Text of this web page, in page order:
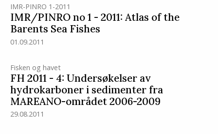
IMR-PINRO 1-2011
IMR/PINRO no 1 - 2011: Atlas of the
Barents Sea Fishes
01.09.2011
Fisken og havet
FH 2011 - 4: Undersøkelser av
hydrokarboner i sedimenter fra
MAREANO-området 2006-2009
29.08.2011